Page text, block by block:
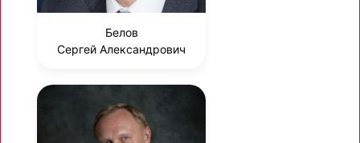
Белов
Сергей Александрович